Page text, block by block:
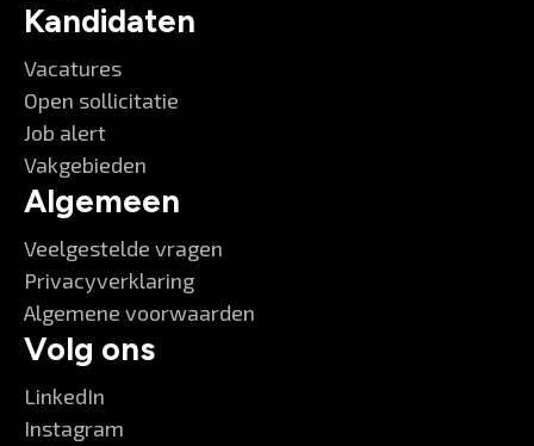
Kandidaten
Vacatures
Open sollicitatie
Job alert
Vakgebieden
Algemeen
Veelgestelde vragen
Privacyverklaring
Algemene voorwaarden
Volg ons
LinkedIn
Instagram